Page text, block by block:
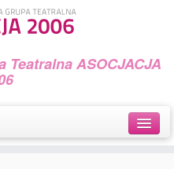
ASOCJACJA